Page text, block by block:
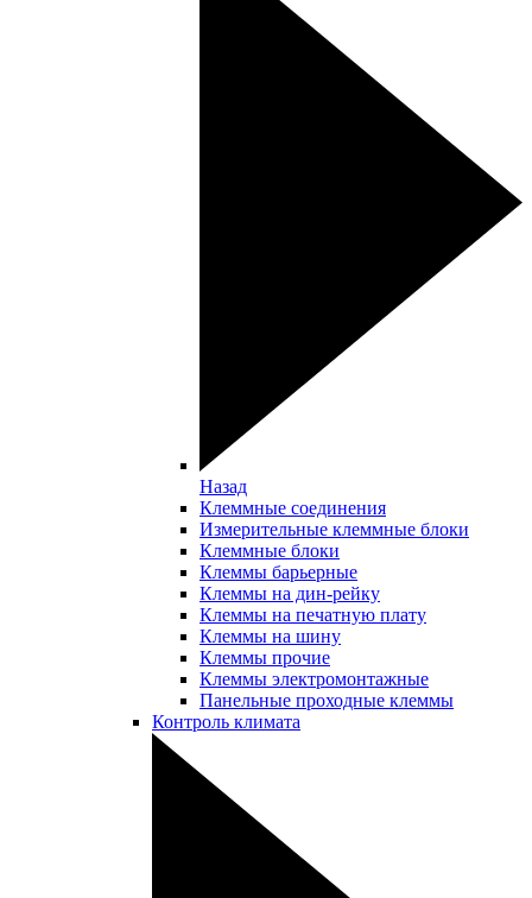
Назад
Клеммные соединения
Измерительные клеммные блоки
Клеммные блоки
Клеммы барьерные
Клеммы на дин-рейку
Клеммы на печатную плату
Клеммы на шину
Клеммы прочие
Клеммы электромонтажные
Панельные проходные клеммы
Контроль климата